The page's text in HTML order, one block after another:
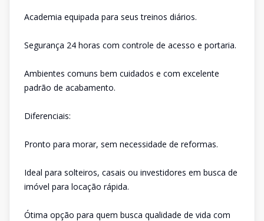
Academia equipada para seus treinos diários.
Segurança 24 horas com controle de acesso e portaria.
Ambientes comuns bem cuidados e com excelente
padrão de acabamento.
Diferenciais:
Pronto para morar, sem necessidade de reformas.
Ideal para solteiros, casais ou investidores em busca de
imóvel para locação rápida.
Ótima opção para quem busca qualidade de vida com